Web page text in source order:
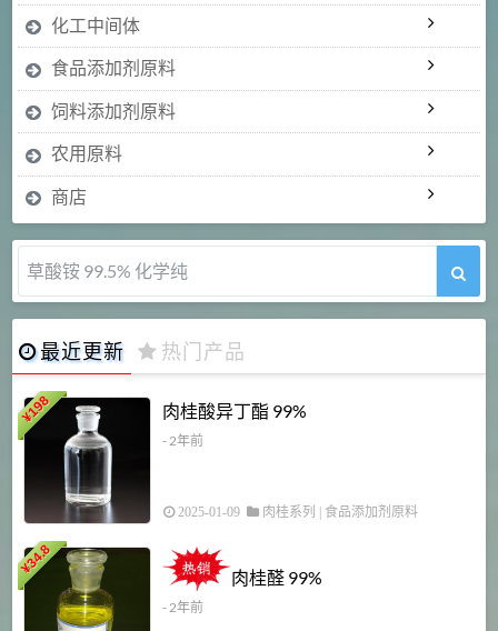
化工中间体
食品添加剂原料
饲料添加剂原料
农用原料
商店
草酸铵 99.5% 化学纯
最近更新 热门产品
¥
198 肉桂酸异丁酯 99%
- 2年前
2025-01-09 肉桂系列 食品添加剂原料
¥
34.8
肉桂醛 99%
- 2年前